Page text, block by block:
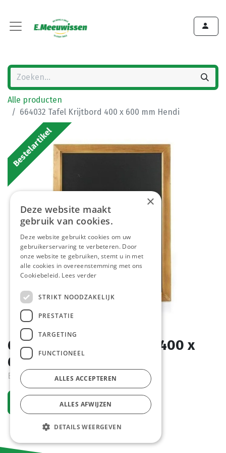
Alle producten
664032 Tafel Krijtbord 400 x 600 mm Hendi
Bestelartikel
664032 Tafel Krijtbord 400 x
600 mm Hendi
Bestelartikel
Vraag een account aan
×
Deze website maakt
gebruik van cookies.
Deze website gebruikt cookies om uw
gebruikerservaring te verbeteren. Door
onze website te gebruiken, stemt u in met
alle cookies in overeenstemming met ons
Cookiebeleid. Lees verder
STRIKT NOODZAKELIJK
PRESTATIE
TARGETING
FUNCTIONEEL
ALLES ACCEPTEREN
ALLES AFWIJZEN
DETAILS WEERGEVEN